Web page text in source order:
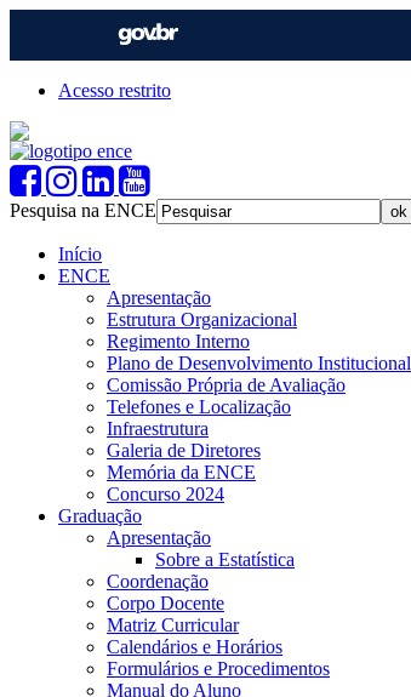
Acesso restrito
Pesquisa na ENCE
Início
ENCE
Apresentação
Estrutura Organizacional
Regimento Interno
Plano de Desenvolvimento Institucional
Comissão Própria de Avaliação
Telefones e Localização
Infraestrutura
Galeria de Diretores
Memória da ENCE
Concurso 2024
Graduação
Apresentação
Sobre a Estatística
Coordenação
Corpo Docente
Matriz Curricular
Calendários e Horários
Formulários e Procedimentos
Manual do Aluno